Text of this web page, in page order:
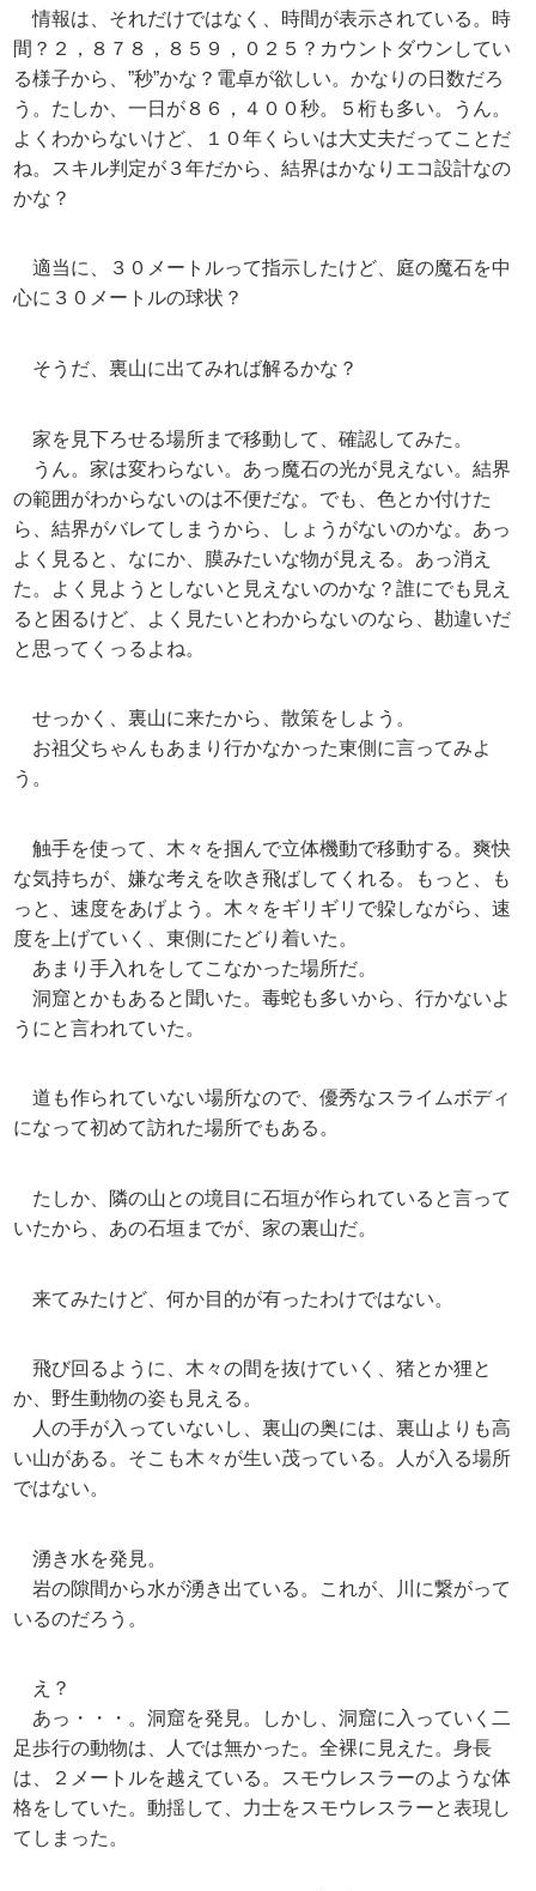
情報は、それだけではなく、時間が表示されている。時
間？２，８７８，８５９，０２５？カウントダウンしてい
る様子から、”秒”かな？電卓が欲しい。かなりの日数だろ
う。たしか、一日が８６，４００秒。５桁も多い。うん。
よくわからないけど、１０年くらいは大丈夫だってことだ
ね。スキル判定が３年だから、結界はかなりエコ設計なの
かな？
適当に、３０メートルって指示したけど、庭の魔石を中
心に３０メートルの球状？
そうだ、裏山に出てみれば解るかな？
家を見下ろせる場所まで移動して、確認してみた。
うん。家は変わらない。あっ魔石の光が見えない。結界
の範囲がわからないのは不便だな。でも、色とか付けた
ら、結界がバレてしまうから、しょうがないのかな。あっ
よく見ると、なにか、膜みたいな物が見える。あっ消え
た。よく見ようとしないと見えないのかな？誰にでも見え
ると困るけど、よく見たいとわからないのなら、勘違いだ
と思ってくっるよね。
せっかく、裏山に来たから、散策をしよう。
お祖父ちゃんもあまり行かなかった東側に言ってみよ
う。
触手を使って、木々を掴んで立体機動で移動する。爽快
な気持ちが、嫌な考えを吹き飛ばしてくれる。もっと、も
っと、速度をあげよう。木々をギリギリで躱しながら、速
度を上げていく、東側にたどり着いた。
あまり手入れをしてこなかった場所だ。
洞窟とかもあると聞いた。毒蛇も多いから、行かないよ
うにと言われていた。
道も作られていない場所なので、優秀なスライムボディ
になって初めて訪れた場所でもある。
たしか、隣の山との境目に石垣が作られていると言って
いたから、あの石垣までが、家の裏山だ。
来てみたけど、何か目的が有ったわけではない。
飛び回るように、木々の間を抜けていく、猪とか狸と
か、野生動物の姿も見える。
人の手が入っていないし、裏山の奥には、裏山よりも高
い山がある。そこも木々が生い茂っている。人が入る場所
ではない。
湧き水を発見。
岩の隙間から水が湧き出ている。これが、川に繋がって
いるのだろう。
え？
あっ・・・。洞窟を発見。しかし、洞窟に入っていく二
足歩行の動物は、人では無かった。全裸に見えた。身長
は、２メートルを越えている。スモウレスラーのような体
格をしていた。動揺して、力士をスモウレスラーと表現し
てしまった。